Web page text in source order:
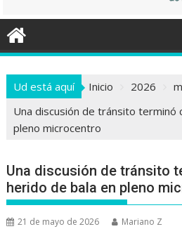
Ud está aquí Inicio 2026
Una discusión de tránsito terminó
pleno microcentro
Una discusión de tránsito
herido de bala en pleno
21 de mayo de 2026 Mariano Z